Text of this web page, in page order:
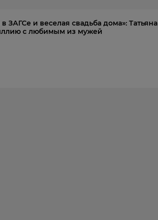
ЗАГСе и веселая свадьба дома»: Татьяна
с любимым из мужей